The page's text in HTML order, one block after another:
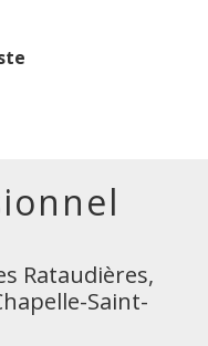
Rataudières,
Saint-